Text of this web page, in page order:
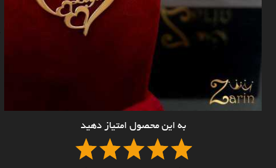
به این محصول امتیاز دهید